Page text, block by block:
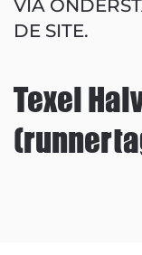
VIA
DE SITE.
Texel